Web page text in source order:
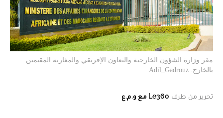
مقر وزارة الشؤون الخارجية والتعاون الإفريقي والمغاربة المقيمين
بالخارج. Adil_Gadrouz
تحرير من طرف Le360 مع و.م.ع